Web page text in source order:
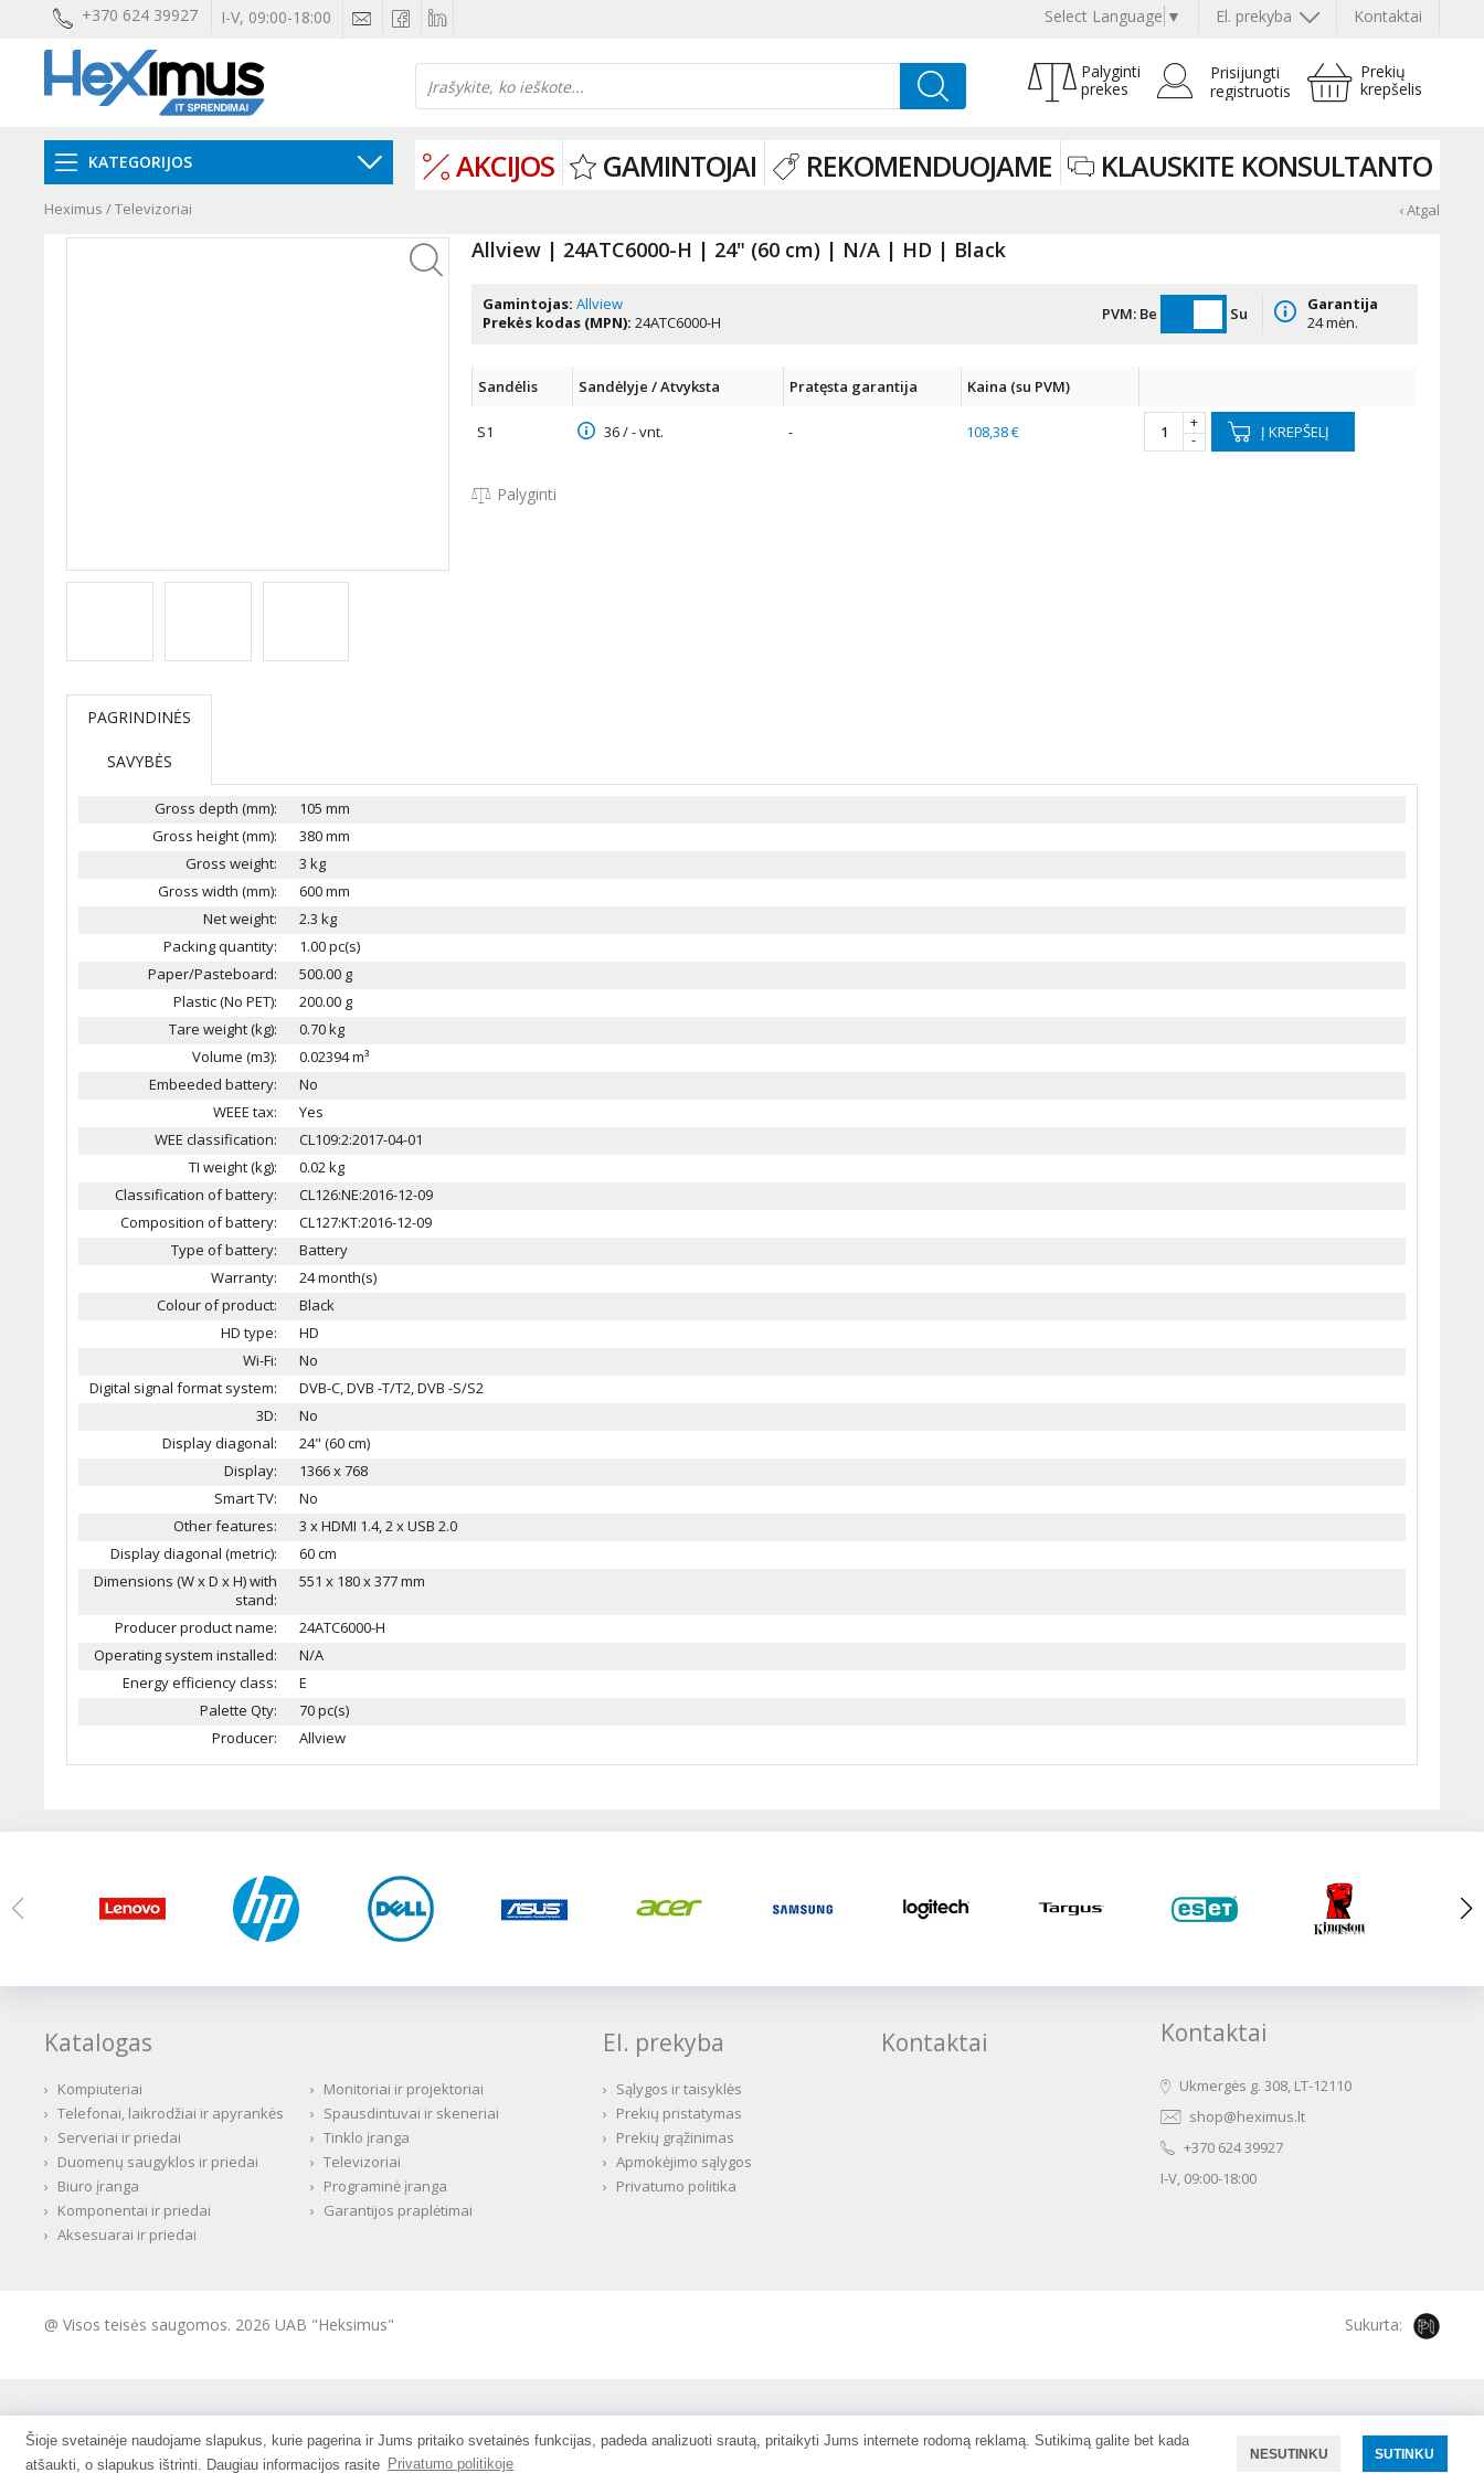
Šioje svetainėje naudojame slapukus, kurie pagerina ir Jums pritaiko svetainės funkcijas, padeda analizuoti srautą, pritaikyti Jums internete rodomą reklamą. Sutikimą galite bet kada
atšaukti, o slapukus ištrinti. Daugiau informacijos rasite Privatumo politikoje
NESUTINKU SUTINKU
+370 624 39927 I-V, 09:00-18:00 Kontaktai
El. prekyba
Select Language ▼
Prekių
krepšelis
Prisijungti
registruotis
Palyginti
prekes
KATEGORIJOS AKCIJOS GAMINTOJAI REKOMENDUOJAME KLAUSKITE KONSULTANTO
Heximus /Televizoriai ‹ Atgal
Allview | 24ATC6000-H | 24" (60 cm) | N/A | HD | Black
Gamintojas: Allview
Prekės kodas (MPN): 24ATC6000-H PVM: Be Su
Garantija
24 mėn.
Sandėlis Sandėlyje / Atvyksta Pratęsta garantija Kaina (su PVM)
S1 36 / - vnt. - 108,38 €
+
-
Į KREPŠELĮ
Palyginti
PAGRINDINĖS
SAVYBĖS
Gross depth (mm):
105 mm
Gross height (mm):
380 mm
Gross weight:
3 kg
Gross width (mm):
600 mm
Net weight:
2.3 kg
Packing quantity:
1.00 pc(s)
Paper/Pasteboard:
500.00 g
Plastic (No PET):
200.00 g
Tare weight (kg):
0.70 kg
Volume (m3):
0.02394 m³
Embeeded battery:
No
WEEE tax:
Yes
WEE classification:
CL109:2:2017-04-01
TI weight (kg):
0.02 kg
Classification of battery:
CL126:NE:2016-12-09
Composition of battery:
CL127:KT:2016-12-09
Type of battery:
Battery
Warranty:
24 month(s)
Colour of product:
Black
HD type:
HD
Wi-Fi:
No
Digital signal format system:
DVB-C, DVB -T/T2, DVB -S/S2
3D:
No
Display diagonal:
24" (60 cm)
Display:
1366 x 768
Smart TV:
No
Other features:
3 x HDMI 1.4, 2 x USB 2.0
Display diagonal (metric):
60 cm
Dimensions (W x D x H) with
stand:
551 x 180 x 377 mm
Producer product name:
24ATC6000-H
Operating system installed:
N/A
Energy efficiency class:
E
Palette Qty:
70 pc(s)
Producer:
Allview
Katalogas
› Kompiuteriai › Monitoriai ir projektoriai
› Telefonai, laikrodžiai ir apyrankės › Spausdintuvai ir skeneriai
› Serveriai ir priedai › Tinklo įranga
› Duomenų saugyklos ir priedai › Televizoriai
› Biuro įranga › Programinė įranga
› Komponentai ir priedai › Garantijos praplėtimai
› Aksesuarai ir priedai
El. prekyba
› Sąlygos ir taisyklės
› Prekių pristatymas
› Prekių grąžinimas
› Apmokėjimo sąlygos
› Privatumo politika
Kontaktai Kontaktai
Ukmergės g. 308, LT-12110
shop@heximus.lt
+370 624 39927
I-V, 09:00-18:00
@ Visos teisės saugomos. 2026 UAB "Heksimus" Sukurta: